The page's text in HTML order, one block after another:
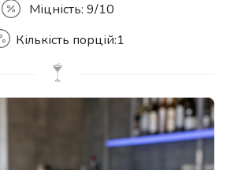
Міцність: 9/10
Кількість порцій:1